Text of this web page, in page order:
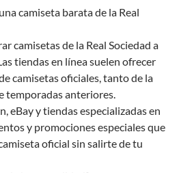
camiseta barata de la Real
camisetas de la Real Sociedad a
tiendas en línea suelen ofrecer
camisetas oficiales, tanto de la
temporadas anteriores.
eBay y tiendas especializadas en
y promociones especiales que
oficial sin salirte de tu